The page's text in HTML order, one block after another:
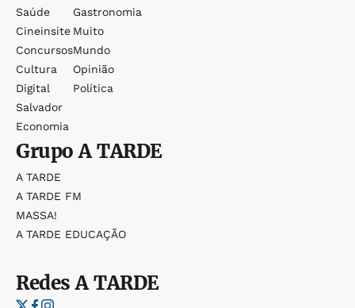
Saúde
Cineinsite
Concursos
Cultura
Digital
Salvador
Economia
Gastronomia
Muito
Mundo
Opinião
Política
GrupoA TARDE
A TARDE
A TARDE FM
MASSA!
A TARDE EDUCAÇÃO
RedesA TARDE